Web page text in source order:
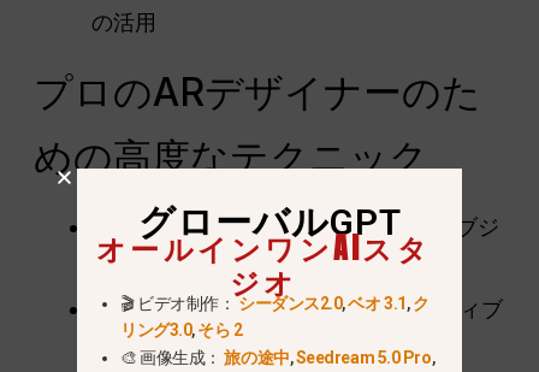
の活用
プロのARデザイナーのた
めの高度なテクニック
複雑なARシーンのために複数の3Dオブジ
ェクトを重ねる
ボタンやトリガーなどのインタラクティブ
要素を追加する
グローバルGPT
オールインワンAIスタ
ジオ
🎬 ビデオ制作：シーダンス2.0,ベオ 3.1,ク
リング3.0,そら 2
🎨 画像生成：旅の途中,Seedream 5.0 Pro,